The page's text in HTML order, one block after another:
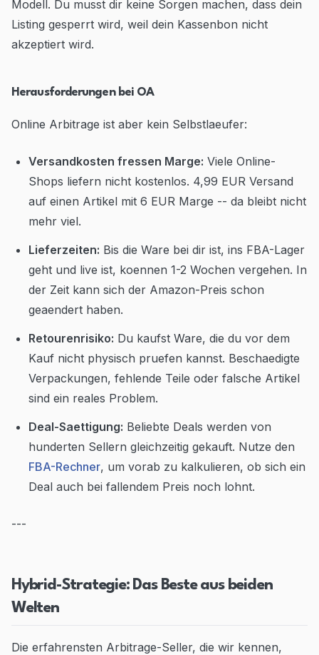
Modell. Du musst dir keine Sorgen machen, dass dein
Listing gesperrt wird, weil dein Kassenbon nicht
akzeptiert wird.
Herausforderungen bei OA
Online Arbitrage ist aber kein Selbstlaeufer:
Versandkosten fressen Marge: Viele Online-
Shops liefern nicht kostenlos. 4,99 EUR Versand
auf einen Artikel mit 6 EUR Marge -- da bleibt nicht
mehr viel.
Lieferzeiten: Bis die Ware bei dir ist, ins FBA-Lager
geht und live ist, koennen 1-2 Wochen vergehen. In
der Zeit kann sich der Amazon-Preis schon
geaendert haben.
Retourenrisiko: Du kaufst Ware, die du vor dem
Kauf nicht physisch pruefen kannst. Beschaedigte
Verpackungen, fehlende Teile oder falsche Artikel
sind ein reales Problem.
Deal-Saettigung: Beliebte Deals werden von
hunderten Sellern gleichzeitig gekauft. Nutze den
FBA-Rechner, um vorab zu kalkulieren, ob sich ein
Deal auch bei fallendem Preis noch lohnt.
---
Hybrid-Strategie: Das Beste aus beiden
Welten
Die erfahrensten Arbitrage-Seller, die wir kennen,